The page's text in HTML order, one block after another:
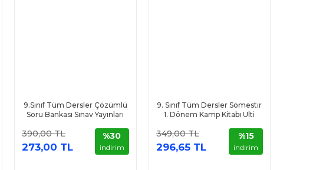
9.Sınıf Tüm Dersler Çözümlü
Soru Bankası Sınav Yayınları
390,00 TL
273,00 TL
%30
indirim
9. Sınıf Tüm Dersler Sömestır
1. Dönem Kamp Kitabı Ulti
349,00 TL
296,65 TL
%15
indirim